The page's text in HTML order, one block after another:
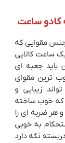
ساعت
مقوایی که
ساعت کالایی
جعبه ای
ترین مقوای
زیبایی و
که خوب ساخته
هر ضربه ای را
به خوبی
نگه دارد